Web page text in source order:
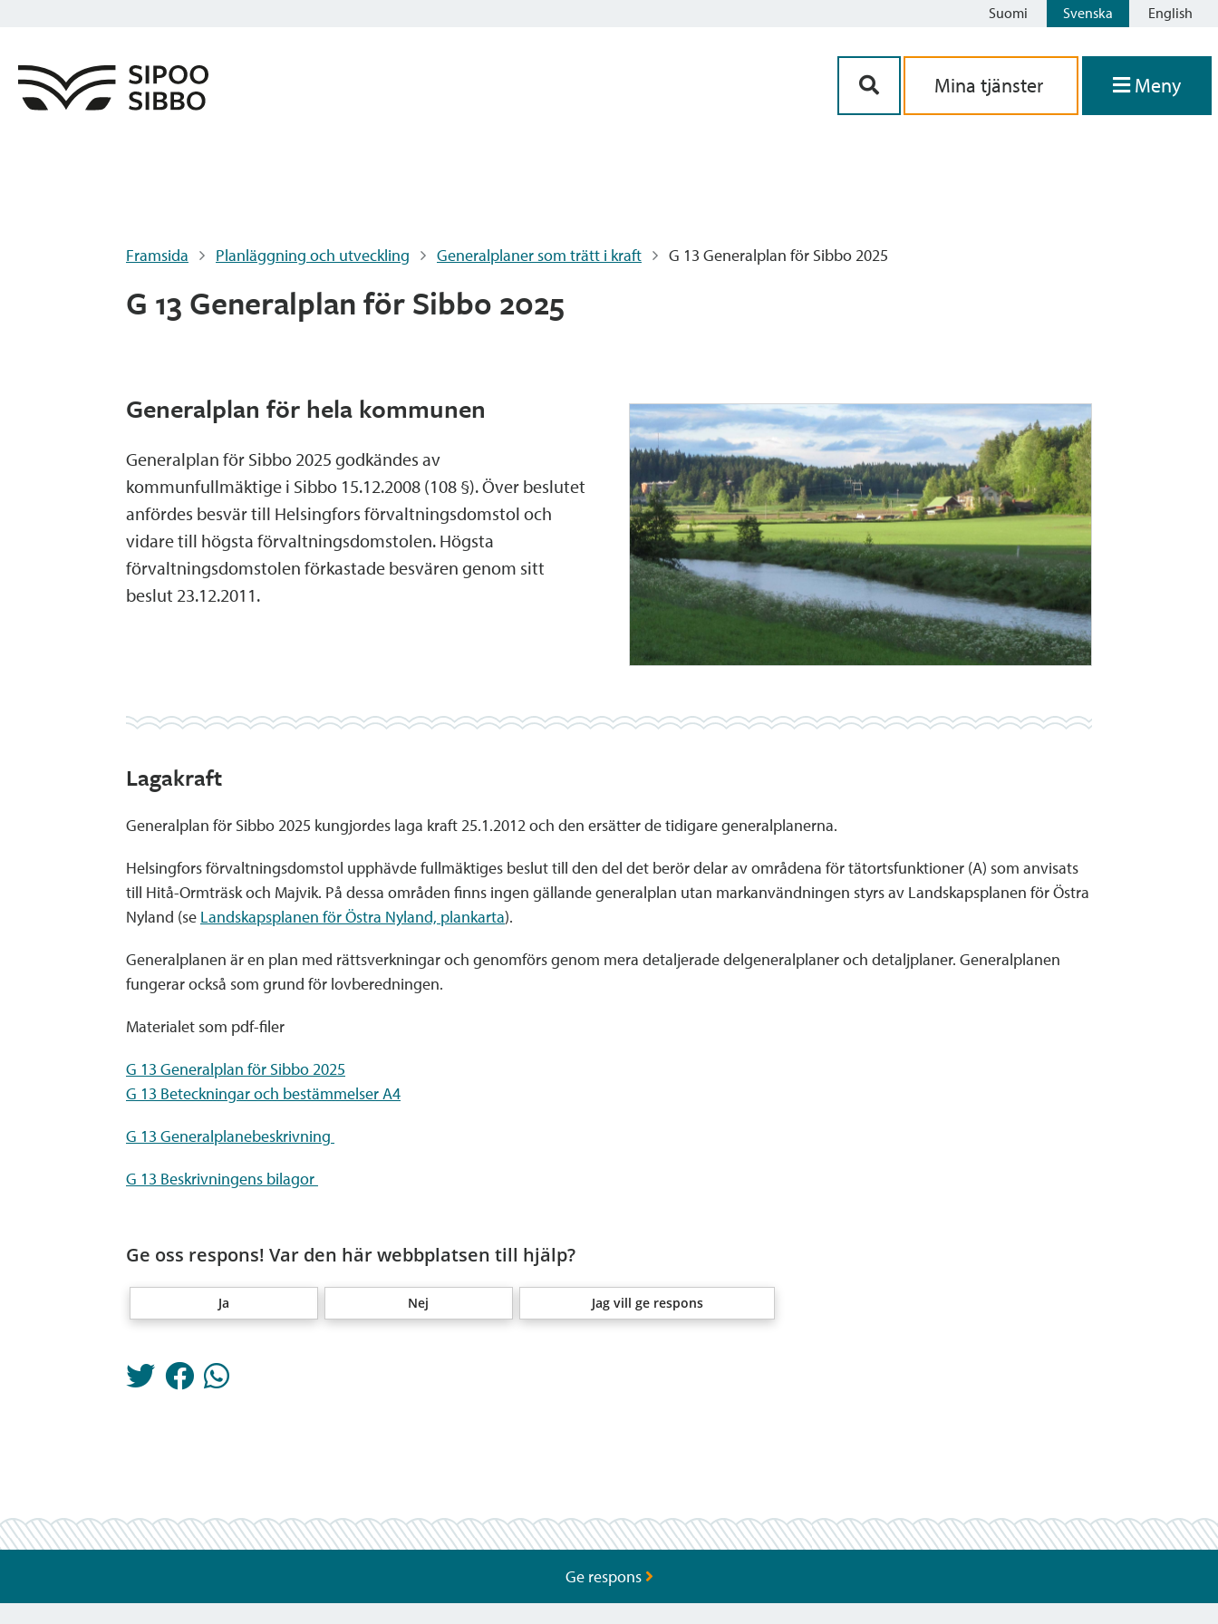
Suomi Svenska English
Mina tjänster Meny
Framsida Planläggning och utveckling Generalplaner som trätt i kraft G 13 Generalplan för Sibbo 2025
G 13 Generalplan för Sibbo 2025
Generalplan för hela kommunen
Generalplan för Sibbo 2025 godkändes av
kommunfullmäktige i Sibbo 15.12.2008 (108 §). Över beslutet
anfördes besvär till Helsingfors förvaltningsdomstol och
vidare till högsta förvaltningsdomstolen. Högsta
förvaltningsdomstolen förkastade besvären genom sitt
beslut 23.12.2011.
Lagakraft
Generalplan för Sibbo 2025 kungjordes laga kraft 25.1.2012 och den ersätter de tidigare generalplanerna.
Helsingfors förvaltningsdomstol upphävde fullmäktiges beslut till den del det berör delar av områdena för tätortsfunktioner (A) som anvisats
till Hitå-Ormträsk och Majvik. På dessa områden finns ingen gällande generalplan utan markanvändningen styrs av Landskapsplanen för Östra
Nyland (se Landskapsplanen för Östra Nyland, plankarta).
Generalplanen är en plan med rättsverkningar och genomförs genom mera detaljerade delgeneralplaner och detaljplaner. Generalplanen
fungerar också som grund för lovberedningen.
Materialet som pdf-filer
G 13 Generalplan för Sibbo 2025
G 13 Beteckningar och bestämmelser A4
G 13 Generalplanebeskrivning
G 13 Beskrivningens bilagor
Ge oss respons! Var den här webbplatsen till hjälp?
Ja Nej Jag vill ge respons
Ge respons